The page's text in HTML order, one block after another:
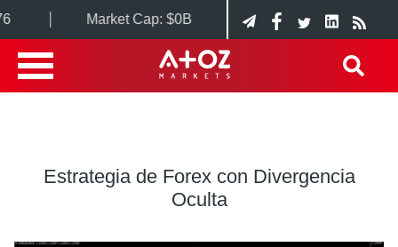
Market Cap: $0B BTC Dominance: 0.00%
Estrategia de Forex con Divergencia
Oculta